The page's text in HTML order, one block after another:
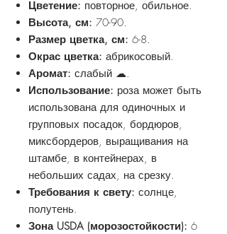
Цветение: повторное, обильное.
Высота, см: 70-90.
Размер цветка, см: 6-8.
Окрас цветка: абрикосовый.
Аромат: слабый ☁.
Использование: роза может быть
использована для одиночных и
групповых посадок, бордюров,
миксбордеров, выращивания на
штамбе, в контейнерах, в
небольших садах, на срезку.
Требования к свету: солнце,
полутень.
Зона USDA (морозостойкости): 6